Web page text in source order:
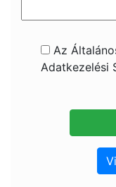
Az
Adatkezelési